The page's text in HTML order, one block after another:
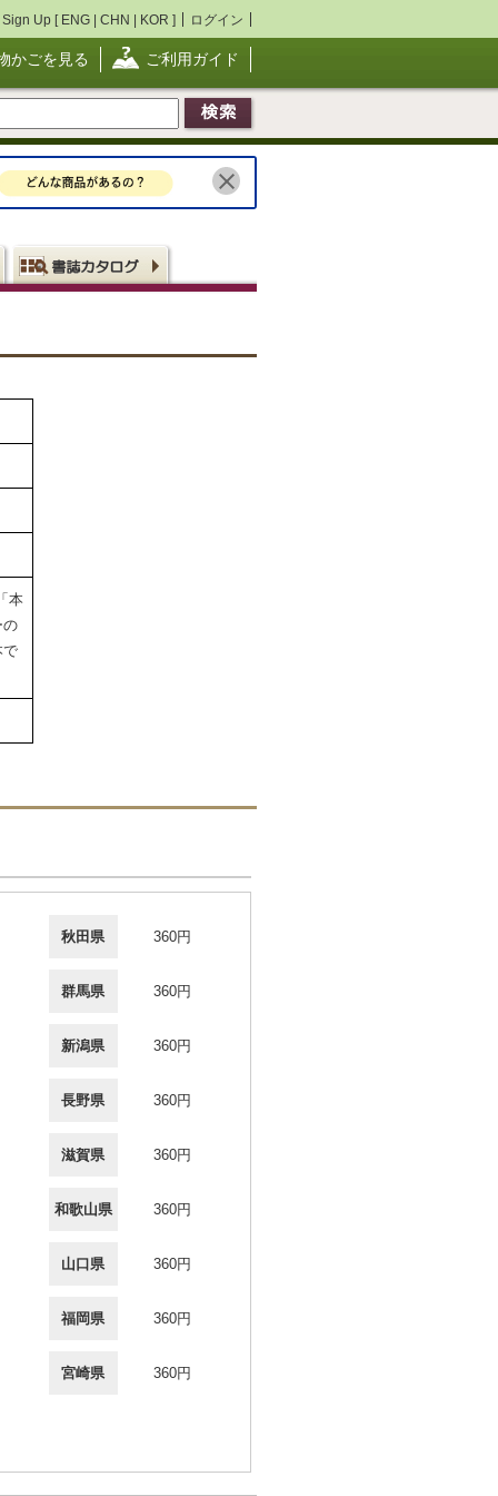
Sign Up [ ENG | CHN | KOR ] ログイン
かごを見る ご利用ガイド
本
の
で
秋田県 360円
群馬県 360円
新潟県 360円
長野県 360円
滋賀県 360円
和歌山県 360円
山口県 360円
福岡県 360円
宮崎県 360円